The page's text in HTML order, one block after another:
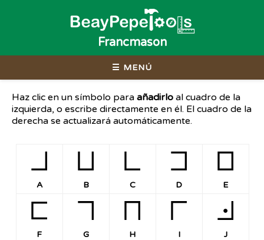
Francmason
☰ MENÚ
Haz clic en un símbolo para añadirlo al cuadro de la
izquierda, o escribe directamente en él. El cuadro de la
derecha se actualizará automáticamente.
A
A
B
B
C
C
D
D
E
E
F
F G H I
J
J